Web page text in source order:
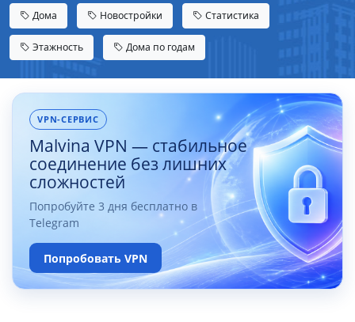
Дома Новостройки Статистика
Этажность Дома по годам
VPN-СЕРВИС
Malvina VPN — стабильное
соединение без лишних
сложностей
Попробуйте 3 дня бесплатно в
Telegram
Попробовать VPN